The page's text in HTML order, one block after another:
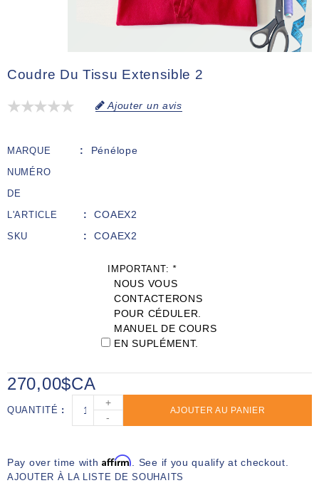
Coudre Du Tissu Extensible 2
Ajouter un avis
MARQUE Pénélope
NUMÉRO
DE
L'ARTICLE
COAEX2
SKU COAEX2
IMPORTANT: *
NOUS VOUS
CONTACTERONS
POUR CÉDULER.
MANUEL DE COURS
EN SUPLÉMENT.
270,00$CA
QUANTITÉ
+
-
AJOUTER AU PANIER
Pay over time withAffirm . See if you qualify at checkout.
AJOUTER À LA LISTE DE SOUHAITS